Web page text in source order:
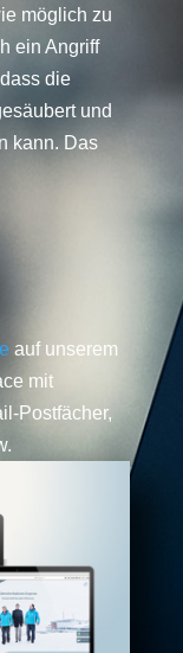
möglich zu
ein Angriff
die
und
kann. Das
auf unserem
mit
Postfächer,